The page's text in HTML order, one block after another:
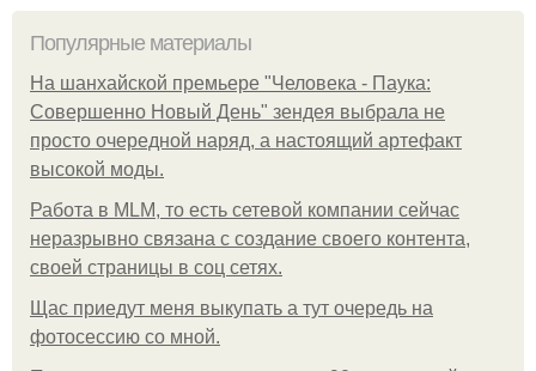
Популярные материалы
На шанхайской премьере "Человека - Паука:
Совершенно Новый День" зендея выбрала не
просто очередной наряд, а настоящий артефакт
высокой моды.
Работа в MLM, то есть сетевой компании сейчас
неразрывно связана с создание своего контента,
своей страницы в соц сетях.
Щас приедут меня выкупать а тут очередь на
фотосессию со мной.